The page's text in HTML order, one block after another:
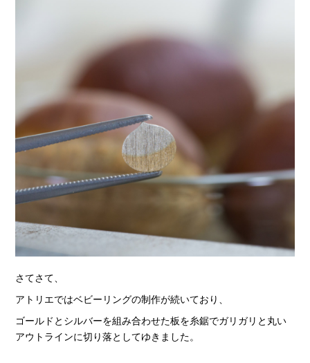
さてさて、
アトリエではベビーリングの制作が続いており、
ゴールドとシルバーを組み合わせた板を糸鋸でガリガリと丸い
アウトラインに切り落としてゆきました。